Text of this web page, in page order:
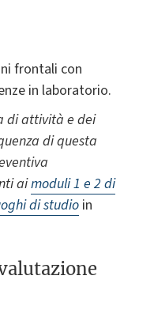
frontali con
in laboratorio.
di attività e dei
di questa
aimoduli 1 e 2 di
di studio in